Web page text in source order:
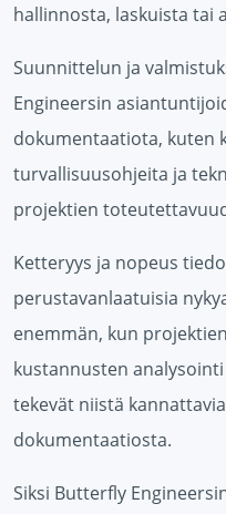
hallinnosta, laskuista tai
Suunnittelun ja
Engineersin
dokumentaatiota, kuten
turvallisuusohjeita ja
projektien
Ketteryys ja nopeus
perustavanlaatuisia
enemmän, kun
kustannusten
tekevät niistä
dokumentaatiosta.
Siksi Butterfly